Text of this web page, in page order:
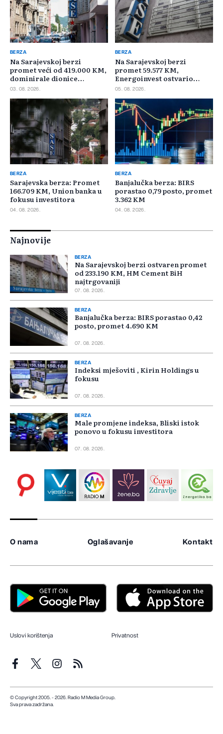
BERZA
Na Sarajevskoj berzi
promet veći od 419.000 KM,
dominirale dionice
Privredne banke Sarajevo
03. 08. 2026.
BERZA
Na Sarajevskoj berzi
promet 59.577 KM,
Energoinvest ostvario
najveći promet
05. 08. 2026.
BERZA
Sarajevska berza: Promet
166.709 KM, Union banka u
fokusu investitora
04. 08. 2026.
BERZA
Banjalučka berza: BIRS
porastao 0,79 posto, promet
3.362 KM
04. 08. 2026.
Najnovije
BERZA
Na Sarajevskoj berzi ostvaren promet
od 233.190 KM, HM Cement BiH
najtrgovaniji
07. 08. 2026.
BERZA
Banjalučka berza: BIRS porastao 0,42
posto, promet 4.690 KM
07. 08. 2026.
BERZA
Indeksi mješoviti , Kirin Holdings u
fokusu
07. 08. 2026.
BERZA
Male promjene indeksa, Bliski istok
ponovo u fokusu investitora
07. 08. 2026.
O nama Oglašavanje Kontakt
Uslovi korištenja Privatnost
© Copyright 2005. - 2026. Radio M Media Group.
Sva prava zadržana.